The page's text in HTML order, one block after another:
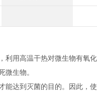
用高温干热对微生物有氧
微生物。
能达到灭菌的目的。因此，